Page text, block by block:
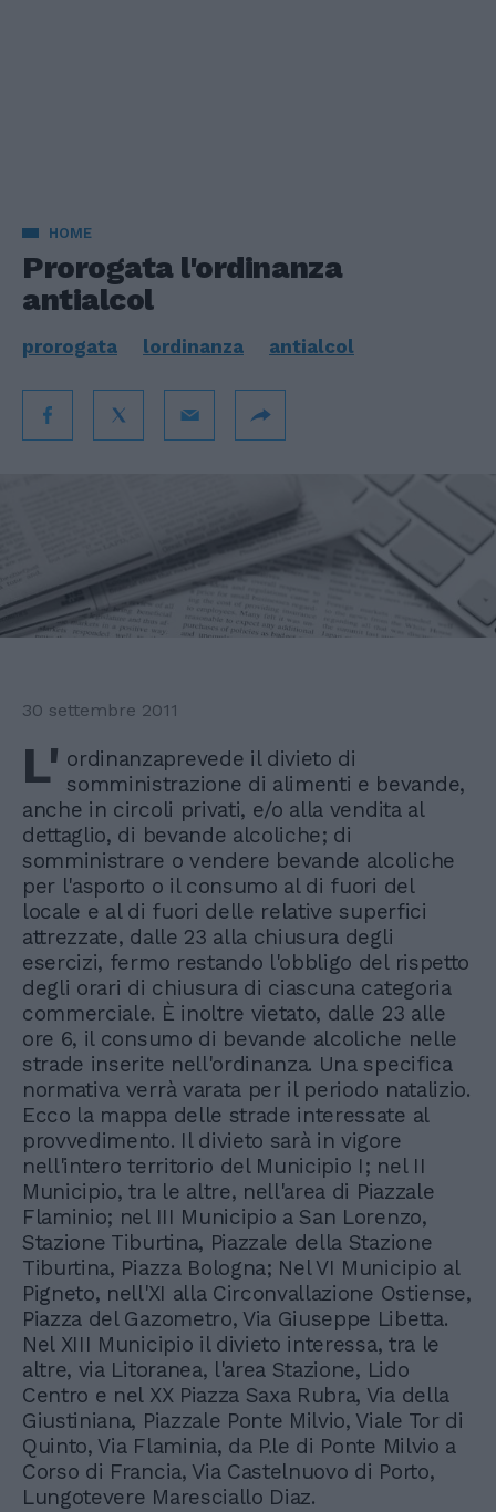
HOME
Prorogata l'ordinanza
antialcol
prorogata lordinanza antialcol
30 settembre 2011
L' ordinanzaprevede il divieto di
somministrazione di alimenti e bevande,
anche in circoli privati, e/o alla vendita al
dettaglio, di bevande alcoliche; di
somministrare o vendere bevande alcoliche
per l'asporto o il consumo al di fuori del
locale e al di fuori delle relative superfici
attrezzate, dalle 23 alla chiusura degli
esercizi, fermo restando l'obbligo del rispetto
degli orari di chiusura di ciascuna categoria
commerciale. È inoltre vietato, dalle 23 alle
ore 6, il consumo di bevande alcoliche nelle
strade inserite nell'ordinanza. Una specifica
normativa verrà varata per il periodo natalizio.
Ecco la mappa delle strade interessate al
provvedimento. Il divieto sarà in vigore
nell'intero territorio del Municipio I; nel II
Municipio, tra le altre, nell'area di Piazzale
Flaminio; nel III Municipio a San Lorenzo,
Stazione Tiburtina, Piazzale della Stazione
Tiburtina, Piazza Bologna; Nel VI Municipio al
Pigneto, nell'XI alla Circonvallazione Ostiense,
Piazza del Gazometro, Via Giuseppe Libetta.
Nel XIII Municipio il divieto interessa, tra le
altre, via Litoranea, l'area Stazione, Lido
Centro e nel XX Piazza Saxa Rubra, Via della
Giustiniana, Piazzale Ponte Milvio, Viale Tor di
Quinto, Via Flaminia, da P.le di Ponte Milvio a
Corso di Francia, Via Castelnuovo di Porto,
Lungotevere Maresciallo Diaz.